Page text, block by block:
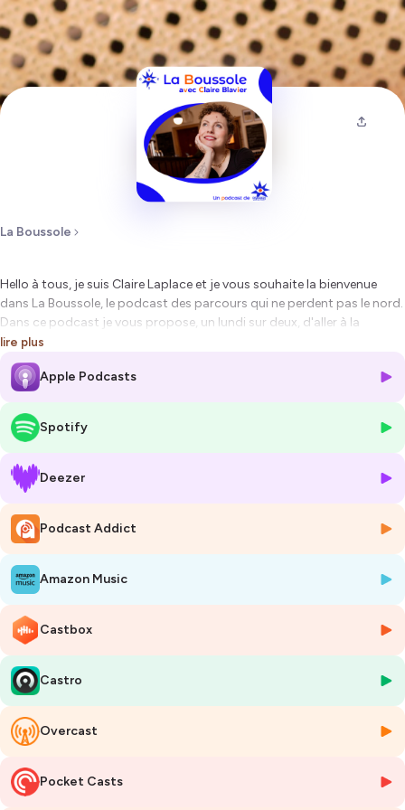
La Boussole
Hello à tous, je suis Claire Laplace et je vous souhaite la bienvenue
dans La Boussole, le podcast des parcours qui ne perdent pas le nord.
Dans ce podcast je vous propose, un lundi sur deux, d'aller à la
rencontre de talents et de personnalités du nord de la France. Je suis
persuadée que le succès se construit partout et c'est cette conviction
que je souhaite partager avec vous.
Stéphanie Lamarche Palmier, Directrice de l'Agence Régionale de la
Fondation Abbé Pierre. J'ai passé un peu plus d'une heure avec
progressivement mis en accord ses convictions et son activité
professionnelle. Dans notre échange, elle nous rappelle aussi les
missions de la Fondation Abbé Pierre dont l'interpellation des
pouvoirs publics sur le mal logement est le socle. Nous avons auss
temps rempli où la représentation tient une place importante.
J'espère que comme moi, vous passerez un bon moment en
****************************************************************
*******************************************
Recommandation de l'épisodes :
L'étranger d'Albert Camus
Roubaix, une lumière, film d'Arnaud Desplechin, en salle depuis le 21
août
****************************************************************
*******************************************
Si vous souhaitez me contacter pour me proposer des invités ou
échanger sur le podcast, n'hésitez pas à m'envoyer un mail à
lire plus
Apple Podcasts
Spotify
Deezer
Podcast Addict
Amazon Music
Castbox
Castro
Overcast
Pocket Casts